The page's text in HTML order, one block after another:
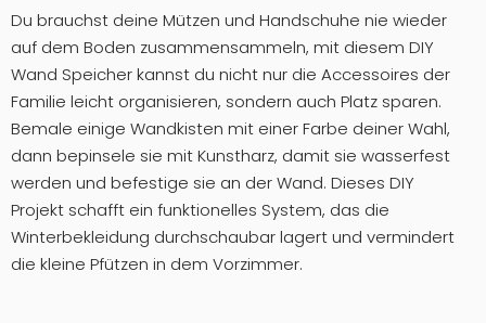
Du brauchst deine Mützen und Handschuhe nie wieder
auf dem Boden zusammensammeln, mit diesem DIY
Wand Speicher kannst du nicht nur die Accessoires der
Familie leicht organisieren, sondern auch Platz sparen.
Bemale einige Wandkisten mit einer Farbe deiner Wahl,
dann bepinsele sie mit Kunstharz, damit sie wasserfest
werden und befestige sie an der Wand. Dieses DIY
Projekt schafft ein funktionelles System, das die
Winterbekleidung durchschaubar lagert und vermindert
die kleine Pfützen in dem Vorzimmer.